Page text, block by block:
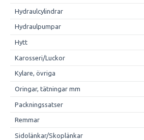
Hydraulcylindrar
Hydraulpumpar
Hytt
Karosseri/Luckor
Kylare, övriga
Oringar, tätningar mm
Packningssatser
Remmar
Sidolänkar/Skoplänkar